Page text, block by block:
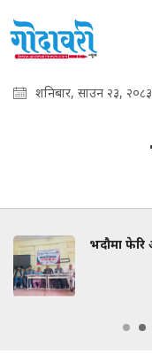
शनिबार, साउन २३, २०८३
महासंघको निर्णय